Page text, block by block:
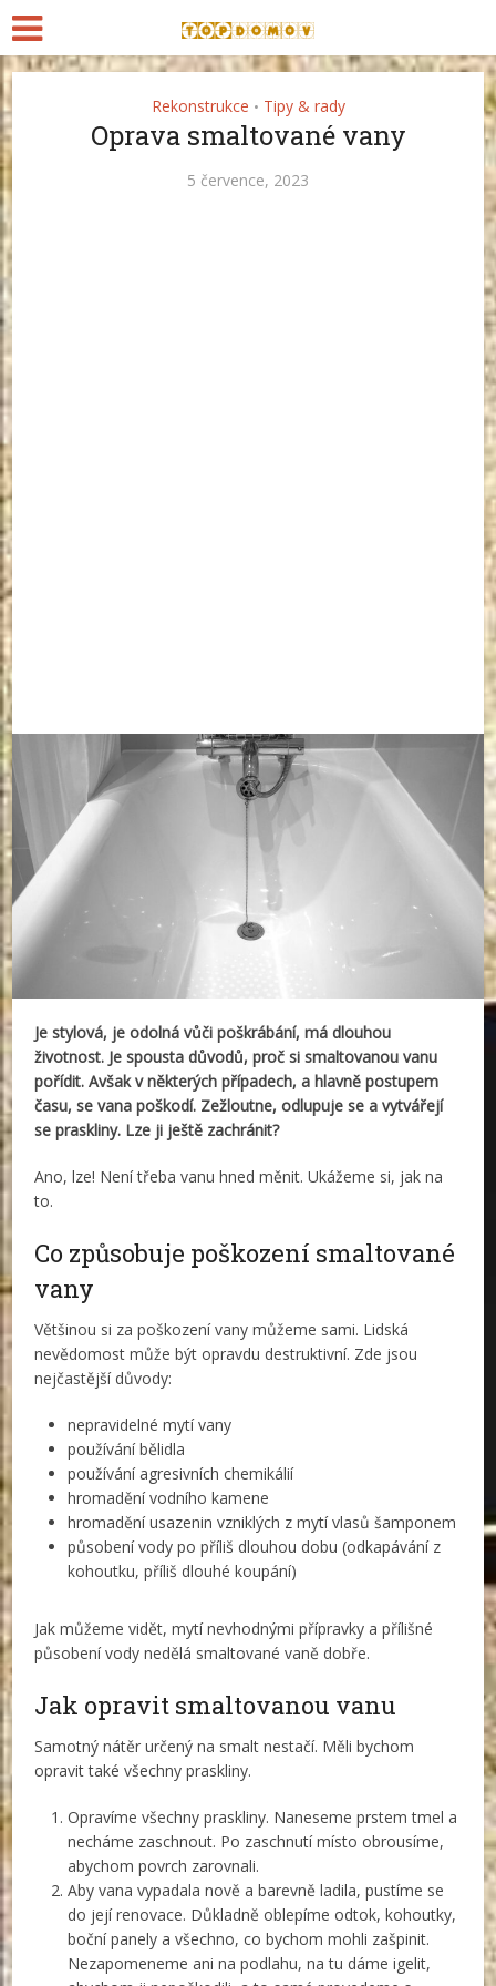
Rekonstrukce • Tipy & rady
Oprava smaltované vany
5 července, 2023
Je stylová, je odolná vůči poškrábání, má dlouhou
životnost. Je spousta důvodů, proč si smaltovanou vanu
pořídit. Avšak v některých případech, a hlavně postupem
času, se vana poškodí. Zežloutne, odlupuje se a vytvářejí
se praskliny. Lze ji ještě zachránit?
Ano, lze! Není třeba vanu hned měnit. Ukážeme si, jak na
to.
Co způsobuje poškození smaltované
vany
Většinou si za poškození vany můžeme sami. Lidská
nevědomost může být opravdu destruktivní. Zde jsou
nejčastější důvody:
nepravidelné mytí vany
používání bělidla
používání agresivních chemikálií
hromadění vodního kamene
hromadění usazenin vzniklých z mytí vlasů šamponem
působení vody po příliš dlouhou dobu (odkapávání z
kohoutku, příliš dlouhé koupání)
Jak můžeme vidět, mytí nevhodnými přípravky a přílišné
působení vody nedělá smaltované vaně dobře.
Jak opravit smaltovanou vanu
Samotný nátěr určený na smalt nestačí. Měli bychom
opravit také všechny praskliny.
Opravíme všechny praskliny. Naneseme prstem tmel a
necháme zaschnout. Po zaschnutí místo obrousíme,
abychom povrch zarovnali.
Aby vana vypadala nově a barevně ladila, pustíme se
do její renovace. Důkladně oblepíme odtok, kohoutky,
boční panely a všechno, co bychom mohli zašpinit.
Nezapomeneme ani na podlahu, na tu dáme igelit,